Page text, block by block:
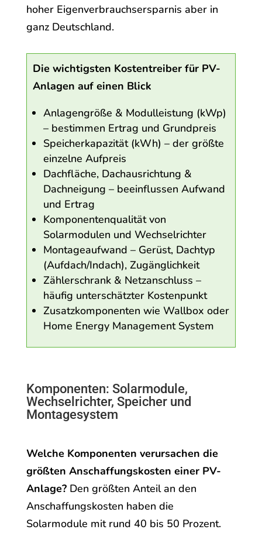
hoher Eigenverbrauchsersparnis aber in
ganz Deutschland.
Die wichtigsten Kostentreiber für PV-
Anlagen auf einen Blick
Anlagengröße & Modulleistung (kWp)
– bestimmen Ertrag und Grundpreis
Speicherkapazität (kWh) – der größte
einzelne Aufpreis
Dachfläche, Dachausrichtung &
Dachneigung – beeinflussen Aufwand
und Ertrag
Komponentenqualität von
Solarmodulen und Wechselrichter
Montageaufwand – Gerüst, Dachtyp
(Aufdach/Indach), Zugänglichkeit
Zählerschrank & Netzanschluss –
häufig unterschätzter Kostenpunkt
Zusatzkomponenten wie Wallbox oder
Home Energy Management System
Komponenten: Solarmodule,
Wechselrichter, Speicher und
Montagesystem
Welche Komponenten verursachen die
größten Anschaffungskosten einer PV-
Anlage? Den größten Anteil an den
Anschaffungskosten haben die
Solarmodule mit rund 40 bis 50 Prozent.